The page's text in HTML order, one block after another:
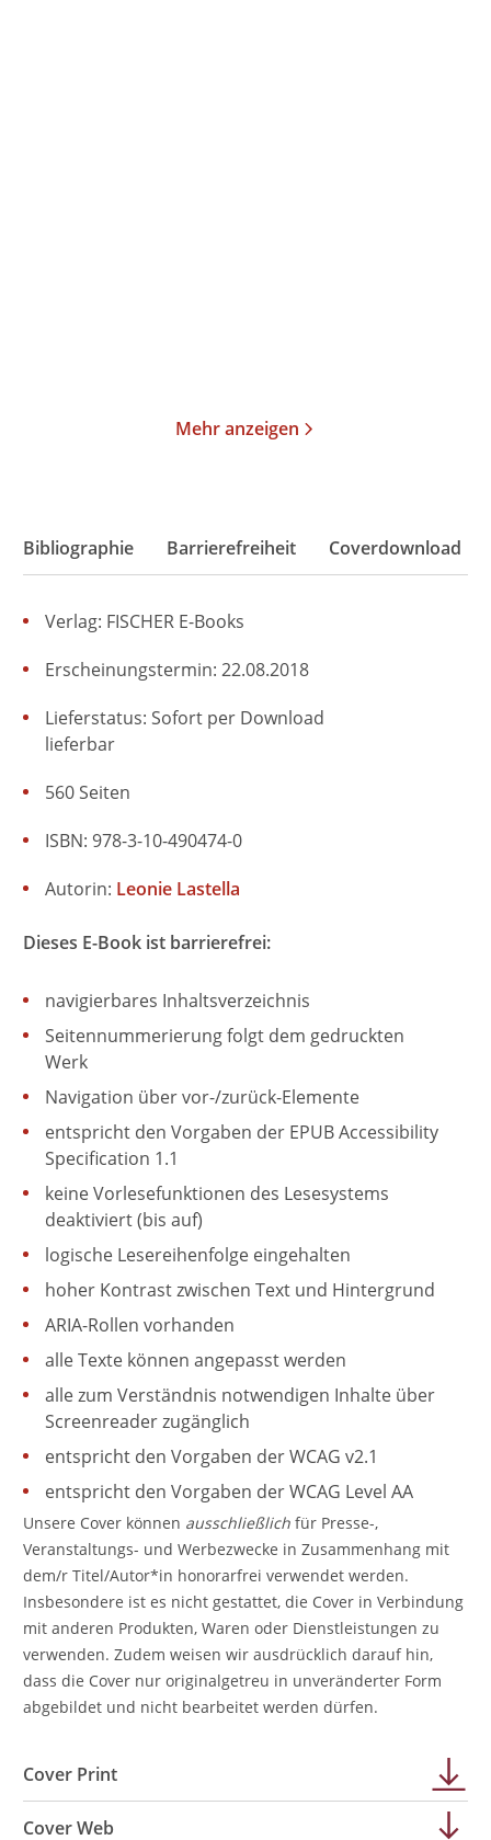
Mehr anzeigen
Bibliographie Barrierefreiheit Coverdownload
Verlag: FISCHER E-Books
Erscheinungstermin: 22.08.2018
Lieferstatus: Sofort per Download
lieferbar
ISBN: 978-3-10-490474-0
560 Seiten
Autorin: Leonie Lastella
Dieses E-Book ist barrierefrei:
navigierbares Inhaltsverzeichnis
Seitennummerierung folgt dem gedruckten
Werk
Navigation über vor-/zurück-Elemente
entspricht den Vorgaben der EPUB Accessibility
Specification 1.1
keine Vorlesefunktionen des Lesesystems
deaktiviert (bis auf)
logische Lesereihenfolge eingehalten
hoher Kontrast zwischen Text und Hintergrund
ARIA-Rollen vorhanden
alle Texte können angepasst werden
alle zum Verständnis notwendigen Inhalte über
Screenreader zugänglich
entspricht den Vorgaben der WCAG v2.1
entspricht den Vorgaben der WCAG Level AA
Unsere Cover können ausschließlichfür Presse-,
Veranstaltungs- und Werbezwecke in Zusammenhang mit
dem/r Titel/Autor*in honorarfrei verwendet werden.
Insbesondere ist es nicht gestattet, die Cover in Verbindung
mit anderen Produkten, Waren oder Dienstleistungen zu
verwenden. Zudem weisen wir ausdrücklich darauf hin,
dass die Cover nur originalgetreu in unveränderter Form
abgebildet und nicht bearbeitet werden dürfen.
Cover Print
Cover Web